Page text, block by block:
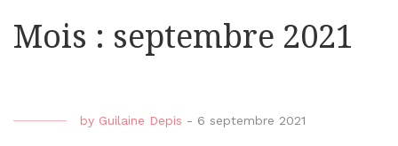
Mois : septembre 2021
by Guilaine Depis - 6 septembre 2021